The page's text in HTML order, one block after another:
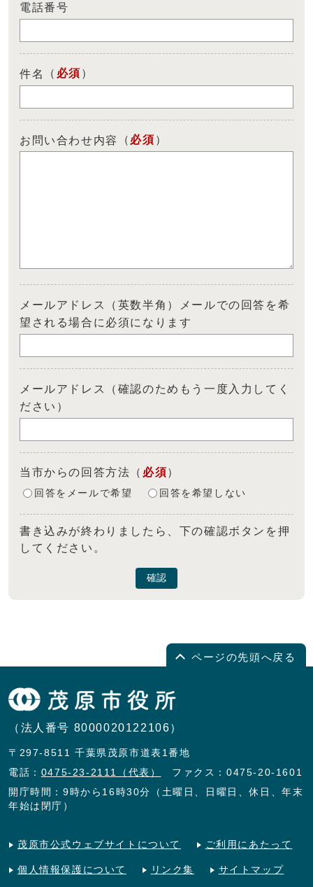
電話番号
件名 （ 必須 ）
お問い合わせ内容 （ 必須 ）
メールアドレス（英数半角）メールでの回答を希
望される場合に必須になります
メールアドレス（確認のためもう一度入力してく
ださい）
当市からの回答方法 （ 必須）
回答をメールで希望 回答を希望しない
書き込みが終わりましたら、下の確認ボタンを押
してください。
確認
ページの先頭へ戻る
（法人番号 8000020122106）
〒297-8511 千葉県茂原市道表1番地
電話： 0475-23-2111（代表）
ファクス：0475-20-1601
開庁時間：9時から16時30分（土曜日、日曜日、休日、年末
年始は閉庁）
茂原市公式ウェブサイトについて ご利用にあたって
個人情報保護について リンク集 サイトマップ